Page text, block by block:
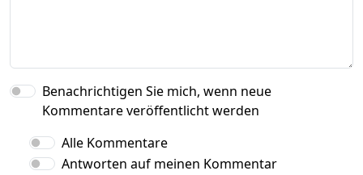
Benachrichtigen Sie mich, wenn neue
Kommentare veröffentlicht werden
Alle Kommentare
Antworten auf meinen Kommentar